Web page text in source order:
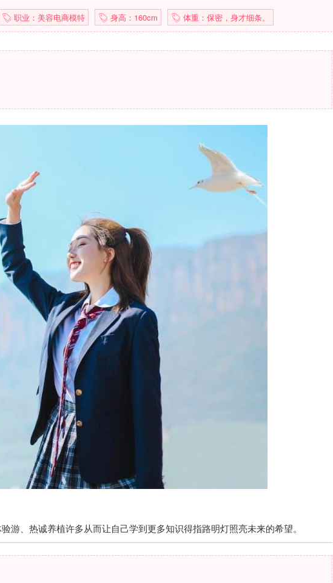
职业：美容电商模特 身高：160cm 体重：保密，身才细条。
游、热诚养植许多从而让自己学到更多知识得指路明灯照亮未来的希望。